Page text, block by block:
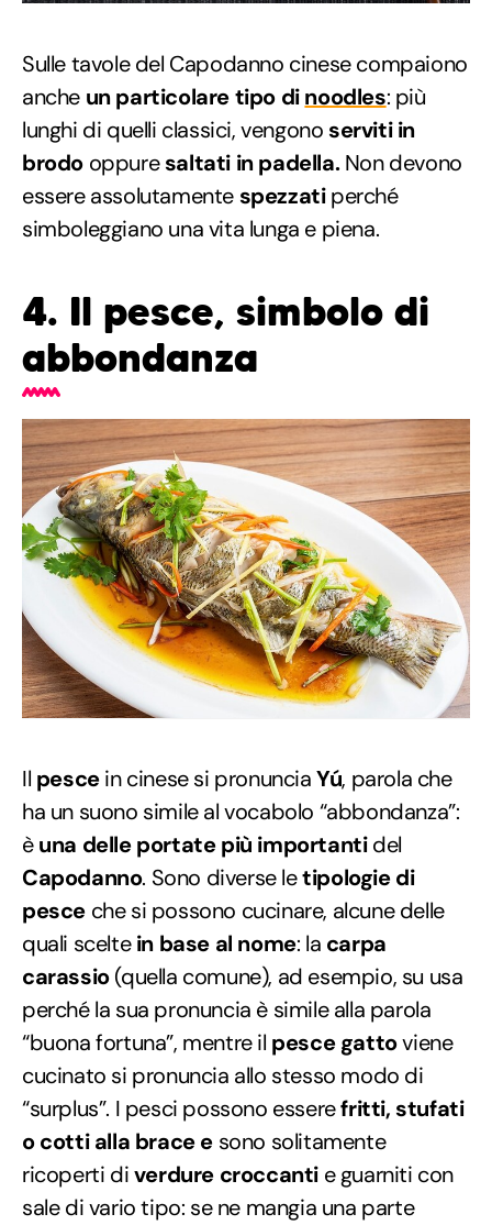
Sulle tavole del Capodanno cinese compaiono
anche un particolare tipo dinoodles: più
lunghi di quelli classici, vengono serviti in
brodo oppuresaltati in padella.Non devono
essere assolutamente spezzatiperché
simboleggiano una vita lunga e piena.
4. Il pesce, simbolo di
abbondanza
Il pescein cinese si pronunciaYú, parola che
ha un suono simile al vocabolo “abbondanza”:
èuna delle portate più importantidel
Capodanno. Sono diverse letipologie di
pesce che si possono cucinare, alcune delle
quali sceltein base al nome: la carpa
carassio(quella comune), ad esempio, su usa
perché la sua pronuncia è simile alla parola
“buona fortuna”, mentre il pesce gattoviene
cucinato si pronuncia allo stesso modo di
“surplus”. I pesci possono esserefritti, stufati
o cotti alla brace e sono solitamente
ricoperti diverdure croccanti e guarniti con
sale di vario tipo: se ne mangia una parte